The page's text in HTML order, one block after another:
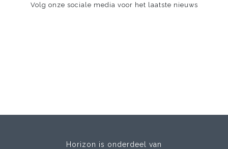
Volg onze sociale media voor het laatste nieuws
Horizon is onderdeel van